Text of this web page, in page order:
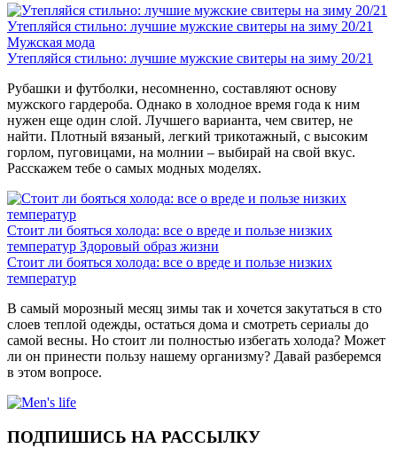
Утепляйся стильно: лучшие мужские свитеры на зиму 20/21
Мужская мода
Утепляйся стильно: лучшие мужские свитеры на зиму 20/21
Рубашки и футболки, несомненно, составляют основу
мужского гардероба. Однако в холодное время года к ним
нужен еще один слой. Лучшего варианта, чем свитер, не
найти. Плотный вязаный, легкий трикотажный, с высоким
горлом, пуговицами, на молнии – выбирай на свой вкус.
Расскажем тебе о самых модных моделях.
Стоит ли бояться холода: все о вреде и пользе низких
температур Здоровый образ жизни
Стоит ли бояться холода: все о вреде и пользе низких
температур
В самый морозный месяц зимы так и хочется закутаться в сто
слоев теплой одежды, остаться дома и смотреть сериалы до
самой весны. Но стоит ли полностью избегать холода? Может
ли он принести пользу нашему организму? Давай разберемся
в этом вопросе.
ПОДПИШИСЬ НА РАССЫЛКУ